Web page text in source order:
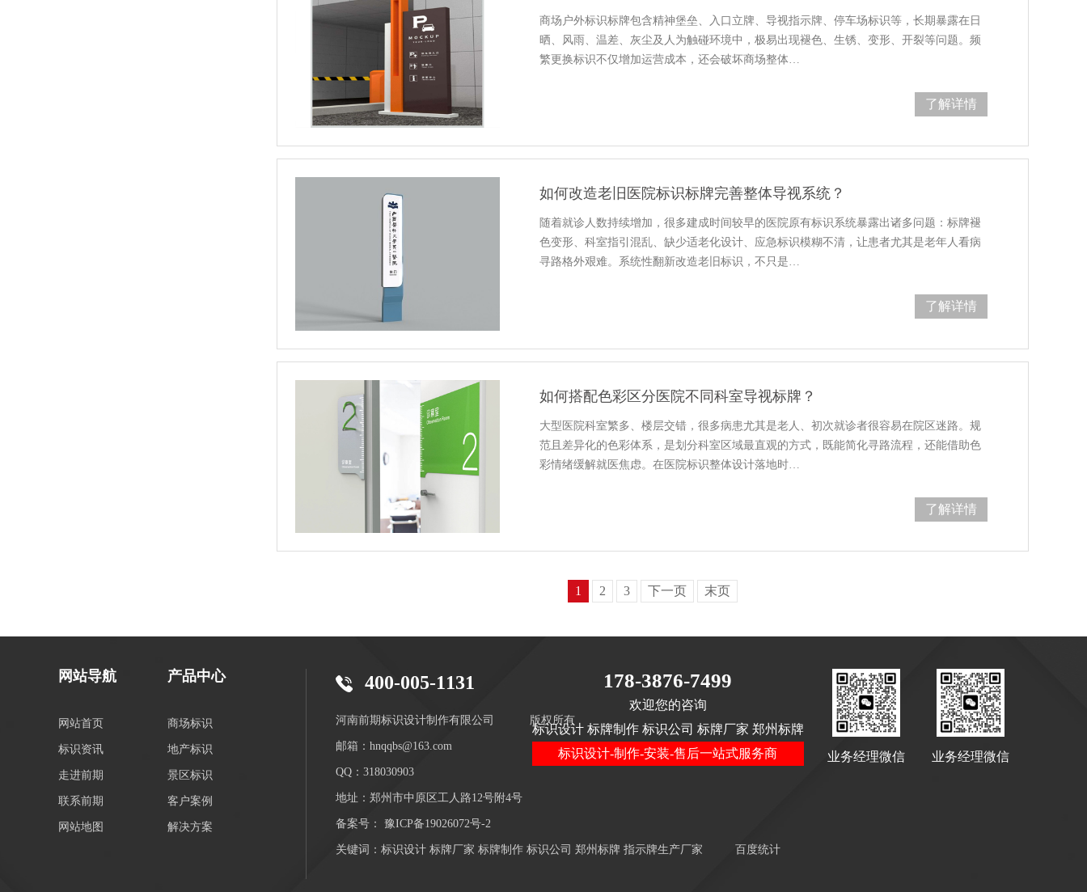
商场户外标识标牌包含精神堡垒、入口立牌、导视指示牌、停车场标识等，长期暴露在日
晒、风雨、温差、灰尘及人为触碰环境中，极易出现褪色、生锈、变形、开裂等问题。频
繁更换标识不仅增加运营成本，还会破坏商场整体…
了解详情
如何改造老旧医院标识标牌完善整体导视系统？
随着就诊人数持续增加，很多建成时间较早的医院原有标识系统暴露出诸多问题：标牌褪
色变形、科室指引混乱、缺少适老化设计、应急标识模糊不清，让患者尤其是老年人看病
寻路格外艰难。系统性翻新改造老旧标识，不只是…
了解详情
如何搭配色彩区分医院不同科室导视标牌？
大型医院科室繁多、楼层交错，很多病患尤其是老人、初次就诊者很容易在院区迷路。规
范且差异化的色彩体系，是划分科室区域最直观的方式，既能简化寻路流程，还能借助色
彩情绪缓解就医焦虑。在医院标识整体设计落地时…
了解详情
1 2 3 下一页 末页
网站导航
网站首页
标识资讯
走进前期
联系前期
网站地图
产品中心
商场标识
地产标识
景区标识
客户案例
解决方案
400-005-1131
河南前期标识设计制作有限公司 版权所有
邮箱：hnqqbs@163.com
QQ：318030903
地址：郑州市中原区工人路12号附4号
备案号： 豫ICP备19026072号-2
关键词：标识设计 标牌厂家 标牌制作 标识公司 郑州标牌 指示牌生产厂家 百度统计
178-3876-7499
欢迎您的咨询
标识设计 标牌制作 标识公司 标牌厂家 郑州标牌
标识设计-制作-安装-售后一站式服务商
业务经理微信 业务经理微信